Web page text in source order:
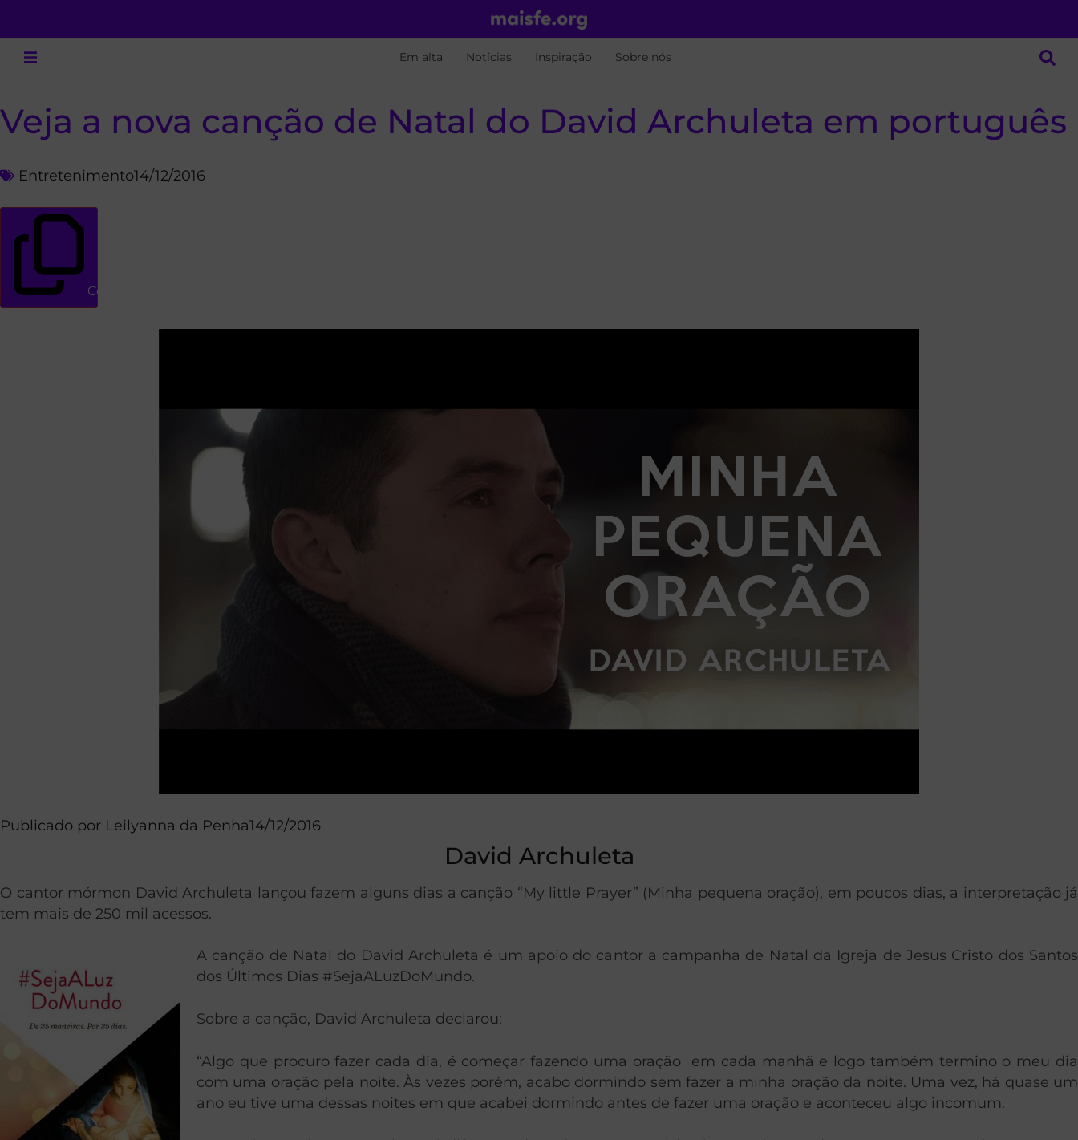
Em alta Notícias Inspiração Sobre nós
Veja a nova canção de Natal do David Archuleta em português
Entretenimento14/12/2016
Copiar link
Publicado por Leilyanna da Penha14/12/2016
David Archuleta
O cantor mórmon David Archuleta lançou fazem alguns dias a canção “My little Prayer” (Minha pequena oração), em poucos dias, a interpretação já
tem mais de 250 mil acessos.
A canção de Natal do David Archuleta é um apoio do cantor a campanha de Natal da Igreja de Jesus Cristo dos Santos
dos Últimos Dias #SejaALuzDoMundo.
Sobre a canção, David Archuleta declarou:
“Algo que procuro fazer cada dia, é começar fazendo uma oração em cada manhã e logo também termino o meu dia
com uma oração pela noite. Às vezes porém, acabo dormindo sem fazer a minha oração da noite. Uma vez, há quase um
ano eu tive uma dessas noites em que acabei dormindo antes de fazer uma oração e aconteceu algo incomum.